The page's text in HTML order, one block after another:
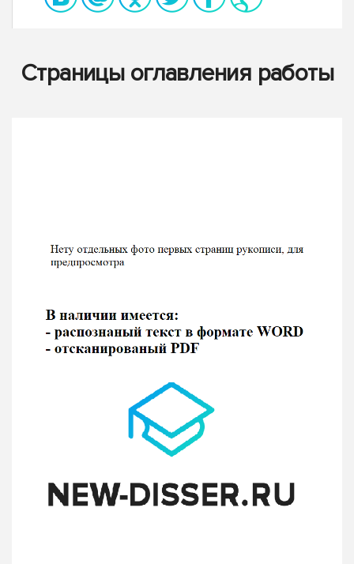
Страницы оглавления работы